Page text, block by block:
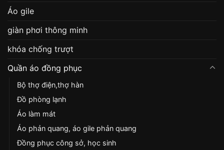
Áo gile
giàn phơi thông minh
khóa chống trượt
Quần áo đồng phục
Bộ thợ điện,thợ hàn
Đồ phòng lạnh
Áo làm mát
Áo phản quang, áo gile phản quang
Đồng phục công sở, học sinh